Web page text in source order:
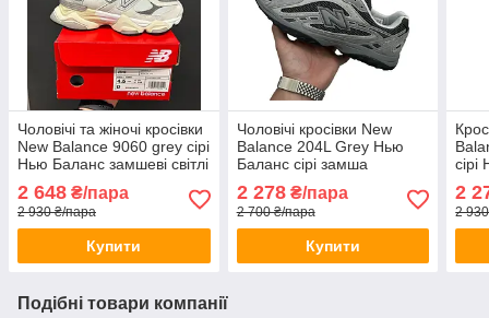
Чоловічі та жіночі кросівки
New Balance 9060 grey сірі
Нью Баланс замшеві світлі
2 648 ₴/пара
2 930 ₴/пара
Купити
Чоловічі кросівки New
Balance 204L Grey Нью
Баланс сірі замша
2 278₴/пара
2 700 ₴/пара
Купити
2
2
Подібні товари компанії